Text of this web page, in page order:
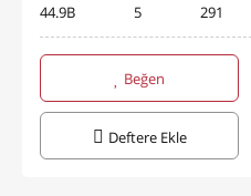
44.9B 5 291
Beğen
Deftere Ekle